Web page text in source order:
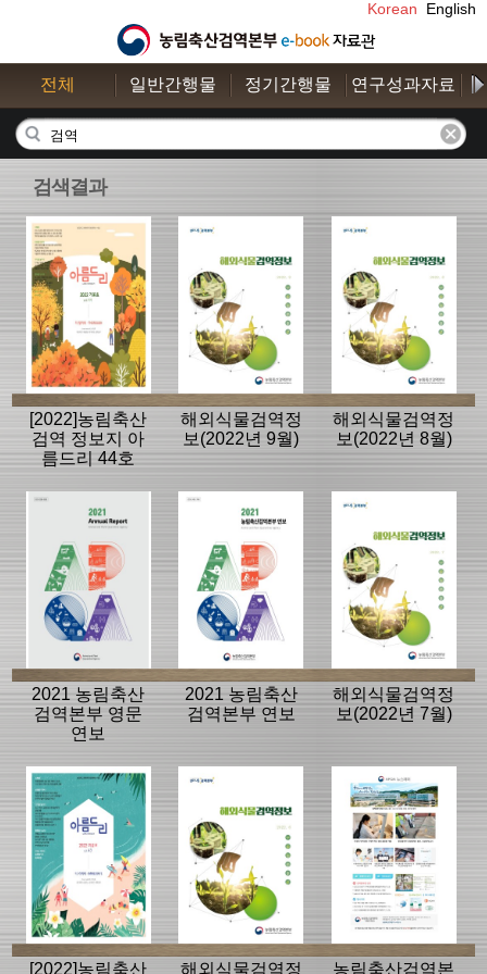
Korean English
전체 일반간행물 정기간행물 연구성과자료
검색결과
[2022]농림축산
검역 정보지 아
름드리 44호
해외식물검역정
보(2022년 9월)
해외식물검역정
보(2022년 8월)
2021 농림축산
검역본부 영문
연보
2021 농림축산
검역본부 연보
해외식물검역정
보(2022년 7월)
[2022]농림축산 해외식물검역정 농림축산검역본